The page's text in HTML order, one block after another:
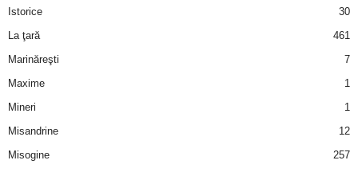
Istorice
30
La ţară
461
Marinăreşti
7
Maxime
1
Mineri
1
Misandrine
12
Misogine
257